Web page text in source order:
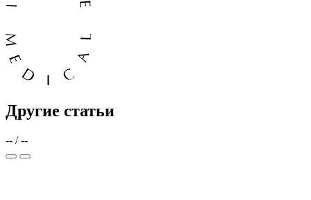
Другие статьи
-- / --